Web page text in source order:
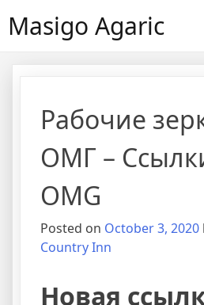
Masigo Agaric
Рабочие
ОМГ –
OMG
Posted on October 3, 2020
Country Inn
Новая